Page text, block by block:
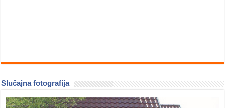
Slučajna fotografija